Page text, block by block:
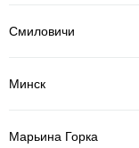
Смиловичи
Минск
Марьина Горка